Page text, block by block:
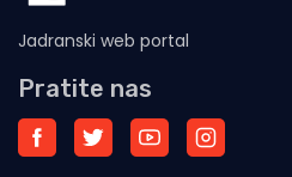
Jadranski web portal
Pratite nas